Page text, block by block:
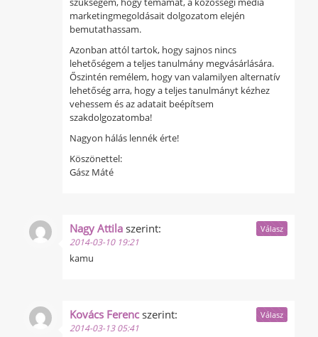
marketingmegoldásait dolgozatom elején
bemutathassam.
Azonban attól tartok, hogy sajnos nincs
lehetőségem a teljes tanulmány megvásárlására.
Őszintén remélem, hogy van valamilyen alternatív
lehetőség arra, hogy a teljes tanulmányt kézhez
vehessem és az adatait beépítsem
szakdolgozatomba!
Nagyon hálás lennék érte!
Köszönettel:
Gász Máté
Nagy Attila szerint:
2014-03-10 19:21
kamu
Válasz
Kovács Ferenc szerint:
2014-03-13 05:41
Válasz